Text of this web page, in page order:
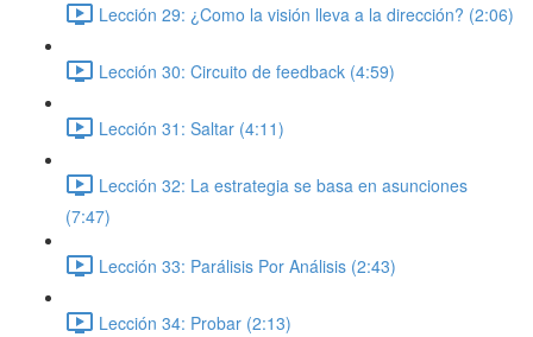
Lección 29: ¿Como la visión lleva a la dirección? (2:06)
Lección 30: Circuito de feedback (4:59)
Lección 31: Saltar (4:11)
Lección 32: La estrategia se basa en asunciones
(7:47)
Lección 33: Parálisis Por Análisis (2:43)
Lección 34: Probar (2:13)